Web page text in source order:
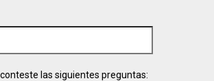
las siguientes preguntas: